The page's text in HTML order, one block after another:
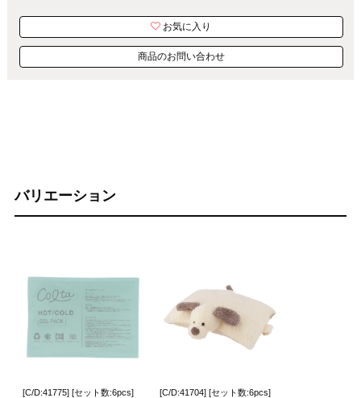
お気に入り
商品のお問い合わせ
バリエーション
[C/D:41775] [セット数:6pcs]
[C/D:41704] [セット数:6pcs]